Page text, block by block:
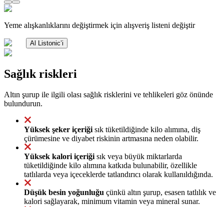
Yeme alışkanlıklarını değiştirmek için alışveriş listeni değiştir
Al Listonic’i
Sağlık riskleri
Altın şurup ile ilgili olası sağlık risklerini ve tehlikeleri göz önünde
bulundurun.
Yüksek şeker içeriğisık tüketildiğinde kilo alımına, diş
çürümesine ve diyabet riskinin artmasına neden olabilir.
Yüksek kalori içeriğisık veya büyük miktarlarda
tüketildiğinde kilo alımına katkıda bulunabilir, özellikle
tatlılarda veya içeceklerde tatlandırıcı olarak kullanıldığında.
Düşük besin yoğunluğu çünkü altın şurup, esasen tatlılık ve
kalori sağlayarak, minimum vitamin veya mineral sunar.